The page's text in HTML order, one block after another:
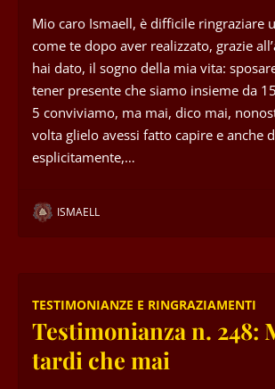
Mio caro Ismaell, è difficile ringraziare
come te dopo aver realizzato, grazie
hai dato, il sogno della mia vita:
tener presente che siamo insieme da
5 conviviamo, ma mai, dico mai,
volta glielo avessi fatto capire e anche
esplicitamente,…
ISMAELL
TESTIMONIANZE E RINGRAZIAMENTI
Testimonianza n. 248:
tardi che mai